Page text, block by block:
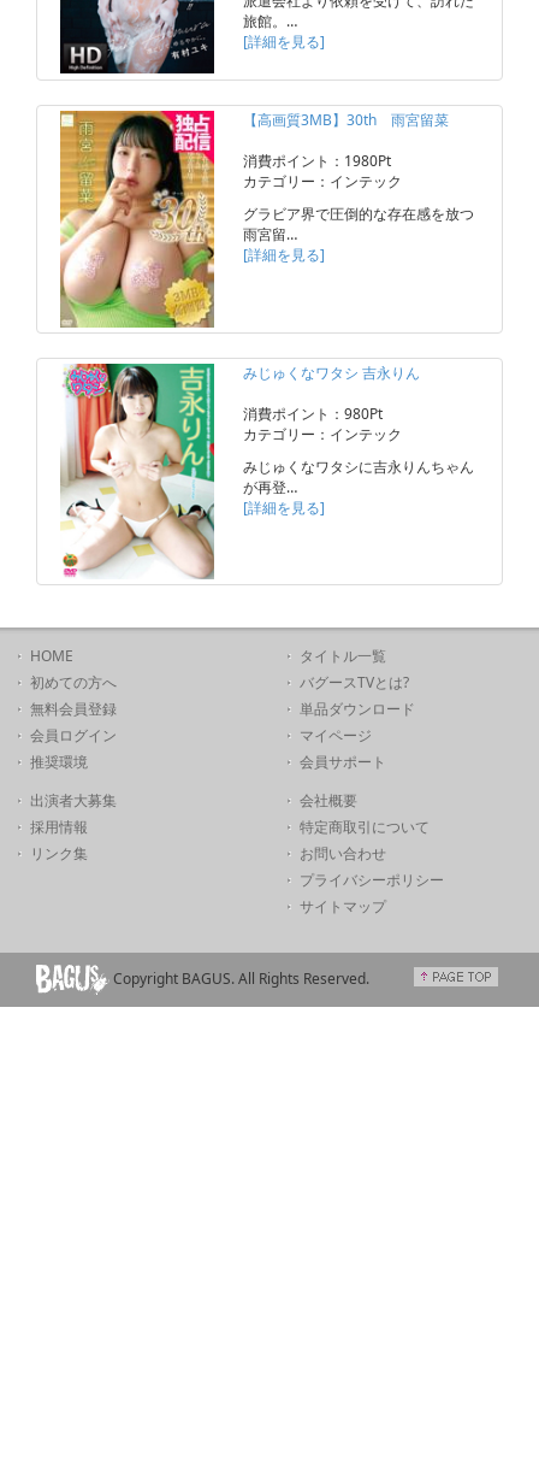
旅館。…
[詳細を見る]
【高画質3MB】30th 雨宮留菜
消費ポイント：1980Pt
カテゴリー：インテック
グラビア界で圧倒的な存在感を放つ
雨宮留…
[詳細を見る]
みじゅくなワタシ 吉永りん
消費ポイント：980Pt
カテゴリー：インテック
みじゅくなワタシに吉永りんちゃん
が再登…
[詳細を見る]
HOME
初めての方へ
無料会員登録
会員ログイン
推奨環境
タイトル一覧
バグースTVとは?
単品ダウンロード
マイページ
会員サポート
出演者大募集
採用情報
リンク集
会社概要
特定商取引について
お問い合わせ
プライバシーポリシー
サイトマップ
Copyright BAGUS. All Rights Reserved.